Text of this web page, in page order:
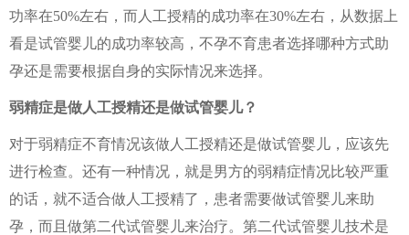
功率在50%左右，而人工授精的成功率在30%左右，从数据上
看是试管婴儿的成功率较高，不孕不育患者选择哪种方式助
孕还是需要根据自身的实际情况来选择。
弱精症是做人工授精还是做试管婴儿？
对于弱精症不育情况该做人工授精还是做试管婴儿，应该先
进行检查。还有一种情况，就是男方的弱精症情况比较严重
的话，就不适合做人工授精了，患者需要做试管婴儿来助
孕，而且做第二代试管婴儿来治疗。第二代试管婴儿技术是